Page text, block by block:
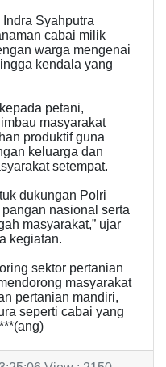
Syahputra
cabai milik
warga mengenai
kendala yang
petani,
masyarakat
produktif guna
keluarga dan
setempat.
dukungan Polri
nasional serta
masyarakat,” ujar
kegiatan.
sektor pertanian
masyarakat
pertanian mandiri,
seperti cabai yang